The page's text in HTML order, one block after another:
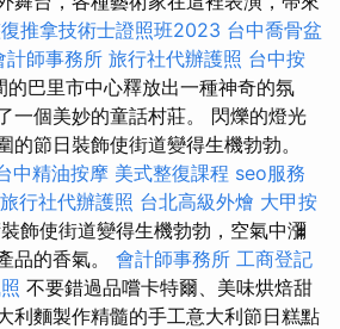
推拿技術士證照班2023 台中喬骨盆
計師事務所 旅行社代辦護照 台中按
的巴里市中心釋放出一種神奇的氛
一個美妙的童話村莊。 閃爍的燈光
的節日裝飾使街道變得生機勃勃。
中精油按摩 美式整復課程 seo服務
旅行社代辦護照 台北高級外燴 大甲按
飾使街道變得生機勃勃，空氣中瀰
品的香氣。 會計師事務所 工商登記
不要錯過品嚐卡特爾、美味烘焙甜
利麵製作精髓的手工意大利節日糕點